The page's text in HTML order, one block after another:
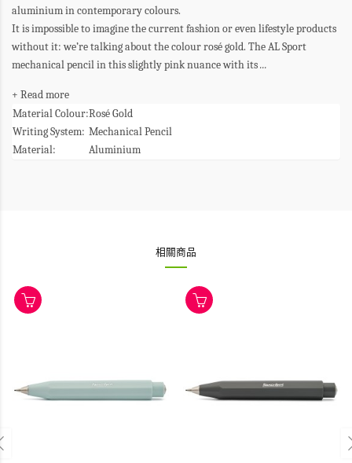
aluminium in contemporary colours.
It is impossible to imagine the current fashion or even lifestyle products
without it: we’re talking about the colour rosé gold. The AL Sport
mechanical pencil in this slightly pink nuance with its...
+ Read more
Material Colour:Rosé Gold
Writing System: Mechanical Pencil
Material:
Aluminium
相關商品